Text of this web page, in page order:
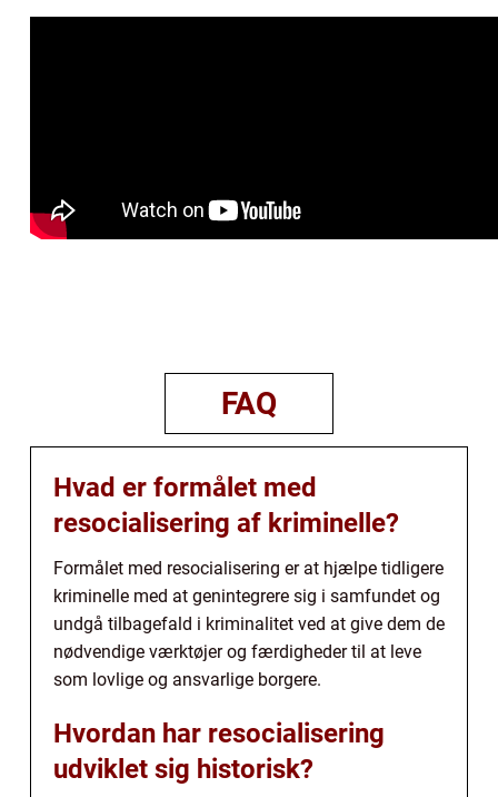
FAQ
Hvad er formålet med
resocialisering af kriminelle?
Formålet med resocialisering er at hjælpe tidligere
kriminelle med at genintegrere sig i samfundet og
undgå tilbagefald i kriminalitet ved at give dem de
nødvendige værktøjer og færdigheder til at leve
som lovlige og ansvarlige borgere.
Hvordan har resocialisering
udviklet sig historisk?